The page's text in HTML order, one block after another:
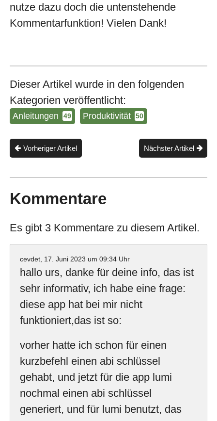
nutze dazu doch die untenstehende
Kommentarfunktion! Vielen Dank!
Dieser Artikel wurde in den folgenden
Kategorien veröffentlicht:
Anleitungen 49 Produktivität 50
Nächster Artikel
Vorheriger Artikel
Kommentare
Es gibt 3 Kommentare zu diesem Artikel.
cevdet, 17. Juni 2023 um 09:34 Uhr
hallo urs, danke für deine info, das ist
sehr informativ, ich habe eine frage:
diese app hat bei mir nicht
funktioniert,das ist so:
vorher hatte ich schon für einen
kurzbefehl einen abi schlüssel
gehabt, und jetzt für die app lumi
nochmal einen abi schlüssel
generiert, und für lumi benutzt, das